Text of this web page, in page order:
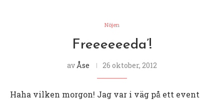
Nöjen
Freeeeeeda’!
av Åse 26 oktober, 2012
Haha vilken morgon! Jag var i väg på ett event